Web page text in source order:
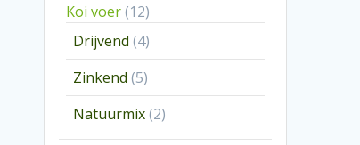
Koi voer 1212
producten
Drijvend 44
producten
Zinkend 55
producten
Natuurmix 22
producten